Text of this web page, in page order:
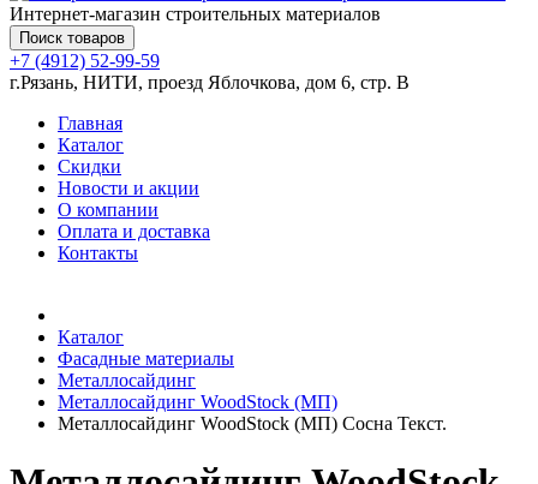
Интернет-магазин строительных материалов
Поиск товаров
+7 (4912) 52-99-59
г.Рязань, НИТИ, проезд Яблочкова, дом 6, стр. В
Главная
Каталог
Скидки
Новости и акции
О компании
Оплата и доставка
Контакты
Каталог
Фасадные материалы
Металлосайдинг
Металлосайдинг WoodStock (МП)
Металлосайдинг WoodStock (МП) Сосна Текст.